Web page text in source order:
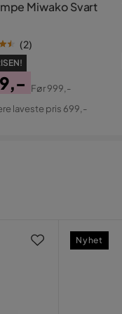
Miwako Svart
(2)
Før999,-
laveste pris 699,-
Nyhet